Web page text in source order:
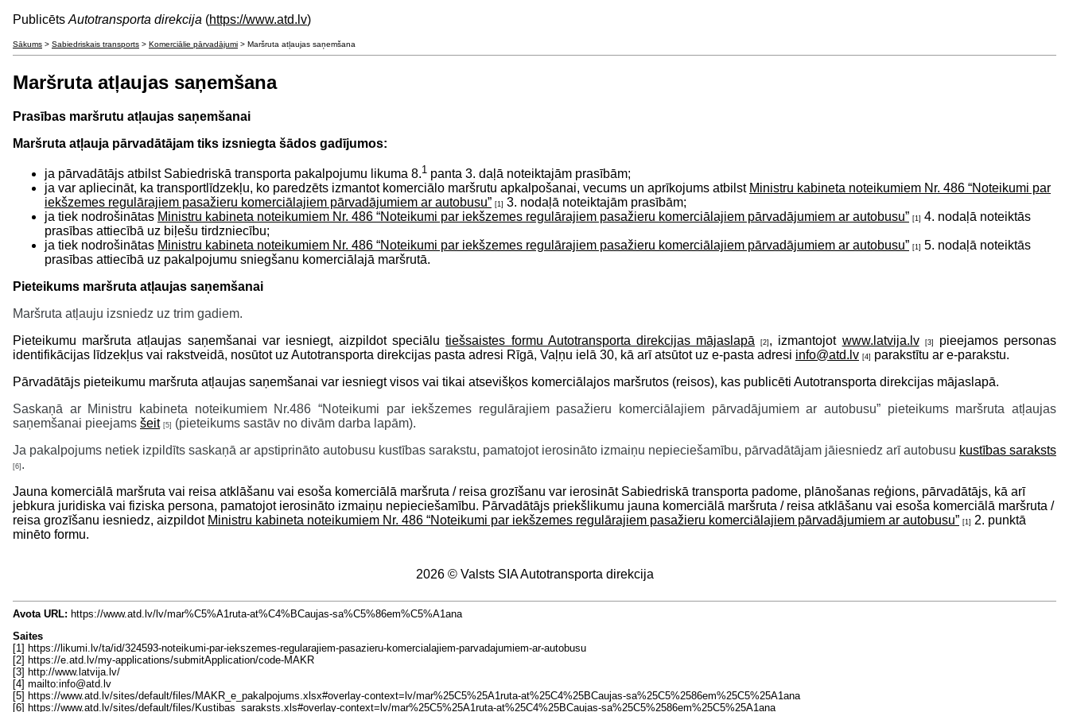
Publicēts Autotransporta direkcija (https://www.atd.lv)
Sākums > Sabiedriskais transports > Komerciālie pārvadājumi > Maršruta atļaujas saņemšana
Maršruta atļaujas saņemšana
Prasības maršrutu atļaujas saņemšanai
Maršruta atļauja pārvadātājam tiks izsniegta šādos gadījumos:
ja pārvadātājs atbilst Sabiedriskā transporta pakalpojumu likuma 8.1 panta 3. daļā noteiktajām prasībām;
ja var apliecināt, ka transportlīdzekļu, ko paredzēts izmantot komerciālo maršrutu apkalpošanai, vecums un aprīkojums atbilst Ministru kabineta noteikumiem Nr. 486 “Noteikumi par
iekšzemes regulārajiem pasažieru komerciālajiem pārvadājumiem ar autobusu” [1] 3. nodaļā noteiktajām prasībām;
ja tiek nodrošinātas Ministru kabineta noteikumiem Nr. 486 “Noteikumi par iekšzemes regulārajiem pasažieru komerciālajiem pārvadājumiem ar autobusu” [1] 4. nodaļā noteiktās
prasības attiecībā uz biļešu tirdzniecību;
ja tiek nodrošinātas Ministru kabineta noteikumiem Nr. 486 “Noteikumi par iekšzemes regulārajiem pasažieru komerciālajiem pārvadājumiem ar autobusu” [1] 5. nodaļā noteiktās
prasības attiecībā uz pakalpojumu sniegšanu komerciālajā maršrutā.
Pieteikums maršruta atļaujas saņemšanai
Maršruta atļauju izsniedz uz trim gadiem.
Pieteikumu maršruta atļaujas saņemšanai var iesniegt, aizpildot speciālutiešsaistes formu Autotransporta direkcijas mājaslapā [2] , izmantojot www.latvija.lv [3]
pieejamos personas
identifikācijas līdzekļus vai rakstveidā, nosūtot uz Autotransporta direkcijas pasta adresi Rīgā, Vaļņu ielā 30, kā arī atsūtot uz e-pasta adresi info@atd.lv [4]
parakstītu ar e-parakstu.
Pārvadātājs pieteikumu maršruta atļaujas saņemšanai var iesniegt visos vai tikai atsevišķos komerciālajos maršrutos (reisos), kas publicēti Autotransporta direkcijas mājaslapā.
Saskaņā ar Ministru kabineta noteikumiem Nr.486 “Noteikumi par iekšzemes regulārajiem pasažieru komerciālajiem pārvadājumiem ar autobusu” pieteikums maršruta atļaujas
saņemšanai pieejams šeit [5]
(pieteikums sastāv no divām darba lapām).
Ja pakalpojums netiek izpildīts saskaņā ar apstiprināto autobusu kustības sarakstu, pamatojot ierosināto izmaiņu nepieciešamību, pārvadātājam jāiesniedz arī autobusu kustības saraksts
[6] .
Jauna komerciālā maršruta vai reisa atklāšanu vai esoša komerciālā maršruta / reisa grozīšanu var ierosināt Sabiedriskā transporta padome, plānošanas reģions, pārvadātājs, kā arī
jebkura juridiska vai fiziska persona, pamatojot ierosināto izmaiņu nepieciešamību. Pārvadātājs priekšlikumu jauna komerciālā maršruta / reisa atklāšanu vai esoša komerciālā maršruta /
reisa grozīšanu iesniedz, aizpildot Ministru kabineta noteikumiem Nr. 486 “Noteikumi par iekšzemes regulārajiem pasažieru komerciālajiem pārvadājumiem ar autobusu” [1]
2. punktā
minēto formu.
2026 © Valsts SIA Autotransporta direkcija
Avota URL: https://www.atd.lv/lv/mar%C5%A1ruta-at%C4%BCaujas-sa%C5%86em%C5%A1ana
Saites
[1] https://likumi.lv/ta/id/324593-noteikumi-par-iekszemes-regularajiem-pasazieru-komercialajiem-parvadajumiem-ar-autobusu
[2] https://e.atd.lv/my-applications/submitApplication/code-MAKR
[3] http://www.latvija.lv/
[4] mailto:info@atd.lv
[5] https://www.atd.lv/sites/default/files/MAKR_e_pakalpojums.xlsx#overlay-context=lv/mar%25C5%25A1ruta-at%25C4%25BCaujas-sa%25C5%2586em%25C5%25A1ana
[6] https://www.atd.lv/sites/default/files/Kustibas_saraksts.xls#overlay-context=lv/mar%25C5%25A1ruta-at%25C4%25BCaujas-sa%25C5%2586em%25C5%25A1ana